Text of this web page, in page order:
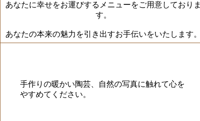
あなたに幸せをお運びするメニューをご用意しておりま
す。
あなたの本来の魅力を引き出すお手伝いをいたします。
手作りの暖かい陶芸、自然の写真に触れて心を
やすめてください。